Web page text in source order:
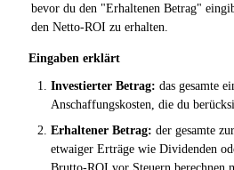
bevor du den "Erhaltenen Betrag"
den Netto-ROI zu erhalten.
Eingaben erklärt
Investierter Betrag: das gesamte
Anschaffungskosten, die du
Erhaltener Betrag: der gesamte
etwaiger Erträge wie Dividenden